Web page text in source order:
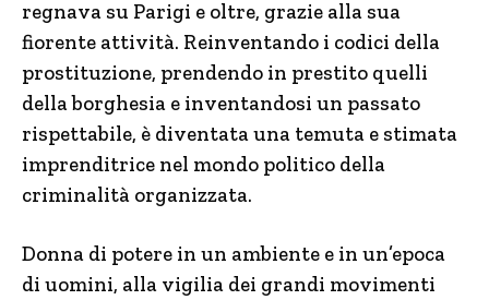
regnava su Parigi e oltre, grazie alla sua
fiorente attività. Reinventando i codici della
prostituzione, prendendo in prestito quelli
della borghesia e inventandosi un passato
rispettabile, è diventata una temuta e stimata
imprenditrice nel mondo politico della
criminalità organizzata.
Donna di potere in un ambiente e in un’epoca
di uomini, alla vigilia dei grandi movimenti